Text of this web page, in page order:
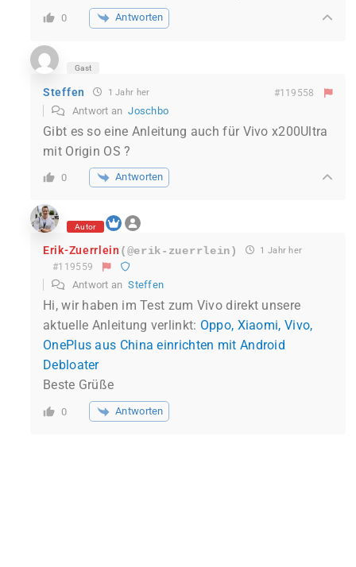
0 Antworten
Gast
Steffen 1 Jahr her #119558
Antwort anJoschbo
Gibt es so eine Anleitung auch für Vivo x200Ultra
mit Origin OS ?
0 Antworten
Autor
Erik-Zuerrlein (@erik-zuerrlein) 1 Jahr her
#119559
Antwort anSteffen
Hi, wir haben im Test zum Vivo direkt unsere
aktuelle Anleitung verlinkt: Oppo, Xiaomi, Vivo,
OnePlus aus China einrichten mit Android
Debloater
Beste Grüße
0 Antworten